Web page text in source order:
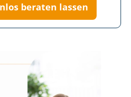
beraten lassen